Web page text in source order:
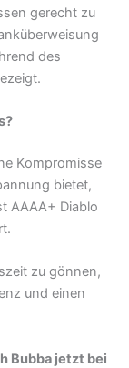
gerecht zu
des
Kompromisse
bietet,
AAAA+ Diablo
zu gönnen,
und einen
Bubba jetzt bei